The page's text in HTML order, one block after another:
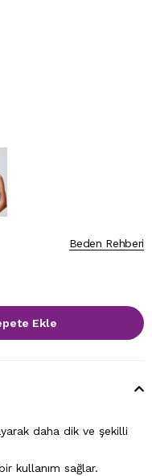
Beden Rehberi
daha dik ve şekilli
kullanım sağlar.